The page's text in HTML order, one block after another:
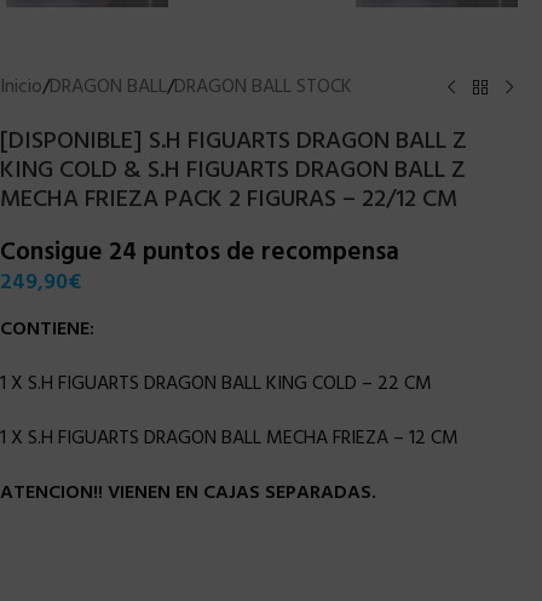
Inicio/DRAGON BALL/DRAGON BALL STOCK
[DISPONIBLE] S.H FIGUARTS DRAGON BALL Z
KING COLD & S.H FIGUARTS DRAGON BALL Z
MECHA FRIEZA PACK 2 FIGURAS – 22/12 CM
Consigue 24 puntos de recompensa
249,90€
CONTIENE:
1 X S.H FIGUARTS DRAGON BALL KING COLD – 22 CM
1 X S.H FIGUARTS DRAGON BALL MECHA FRIEZA – 12 CM
ATENCION!! VIENEN EN CAJAS SEPARADAS.